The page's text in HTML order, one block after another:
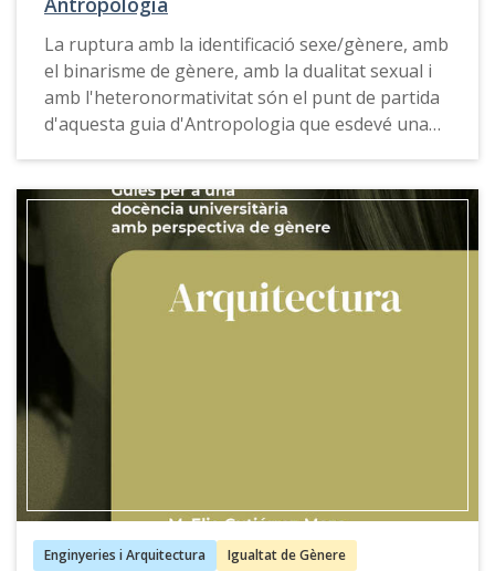
La ruptura amb la identificació sexe/gènere, amb
el binarisme de gènere, amb la dualitat sexual i
amb l'heteronormativitat són el punt de partida
d'aquesta guia d'Antropologia que esdevé una
LaGuia per a una docència universitària amb
perspectiva de gènere d'Antropologiaofereix
propostes, exemples de bones pràctiques,
recursos docents i eines de consulta que
permeten desconstruir els possibles biaixos de
gènere que de forma vetllada introdueix la
docència universitària, i transformar les
Aquesta guia també està disponible en
Enginyeries i Arquitectura Igualtat de Gènere